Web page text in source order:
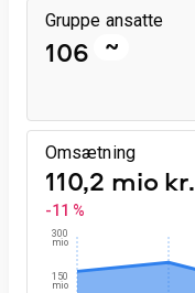
Gruppe ansatte
106 ~
Omsætning
110,2 mio kr.
-11 %
150
mio
300
mio